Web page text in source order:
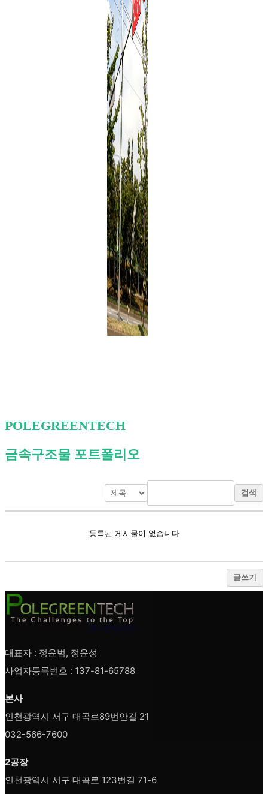
POLEGREENTECH
금속구조물 포트폴리오
검색
등록된 게시물이 없습니다
글쓰기
대표자 : 정윤범, 정윤성
사업자등록번호 : 137-81-65788
본사
인천광역시 서구 대곡로89번안길 21
032-566-7600
2공장
인천광역시 서구 대곡로 123번길 71-6